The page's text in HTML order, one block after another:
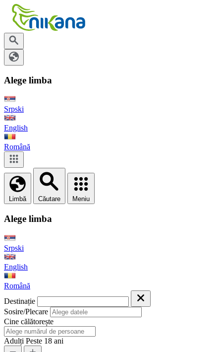
Alege limba
Srpski
English
Română
Limbă Căutare Meniu
Alege limba
Srpski
English
Română
Destinație
Sosire/Plecare
Cine călătorește
Adulți Peste 18 ani